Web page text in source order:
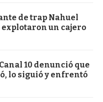
de trap Nahuel
explotaron un cajero
10 denunció que
lo siguió y enfrentó